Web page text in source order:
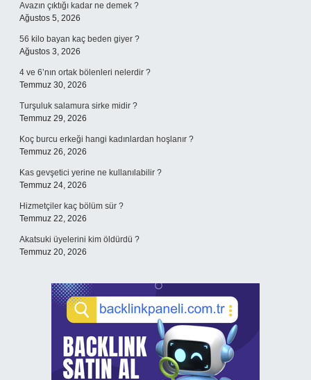
Avazın çıktığı kadar ne demek ?
Ağustos 5, 2026
56 kilo bayan kaç beden giyer ?
Ağustos 3, 2026
4 ve 6’nın ortak bölenleri nelerdir ?
Temmuz 30, 2026
Turşuluk salamura sirke midir ?
Temmuz 29, 2026
Koç burcu erkeği hangi kadınlardan hoşlanır ?
Temmuz 26, 2026
Kas gevşetici yerine ne kullanılabilir ?
Temmuz 24, 2026
Hizmetçiler kaç bölüm sür ?
Temmuz 22, 2026
Akatsuki üyelerini kim öldürdü ?
Temmuz 20, 2026